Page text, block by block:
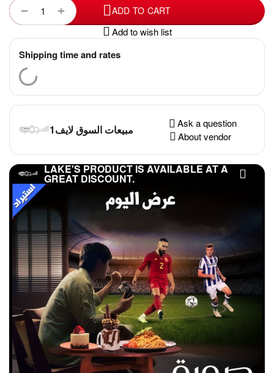
+
− ADD TO CART
Add to wish list
Shipping time and rates
مبيعات السوق لايف1
Ask a question
About vendor
LAKE'S PRODUCT IS AVAILABLE AT A
GREAT DISCOUNT.